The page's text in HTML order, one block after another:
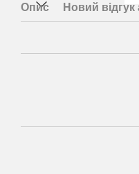
Опис Новий